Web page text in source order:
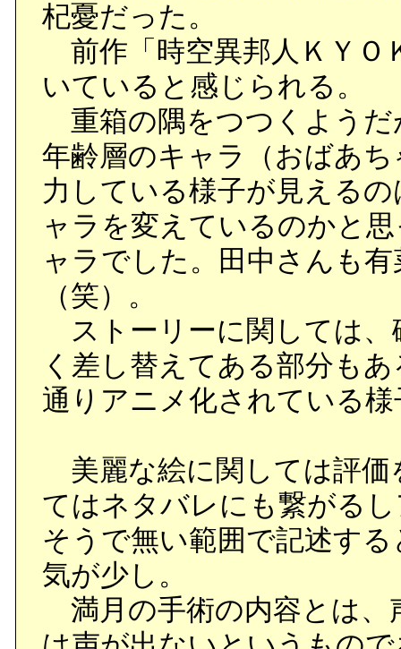
杞憂だった。
前作「時空異邦人ＫＹＯ
いていると感じられる。
重箱の隅をつつくようだ
年齢層のキャラ（おばあ
力している様子が見える
ャラを変えているのかと
ャラでした。田中さんも
（笑）。
ストーリーに関しては、
く差し替えてある部分も
通りアニメ化されている様
美麗な絵に関しては評価
てはネタバレにも繋がる
そうで無い範囲で記述す
気が少し。
満月の手術の内容とは、